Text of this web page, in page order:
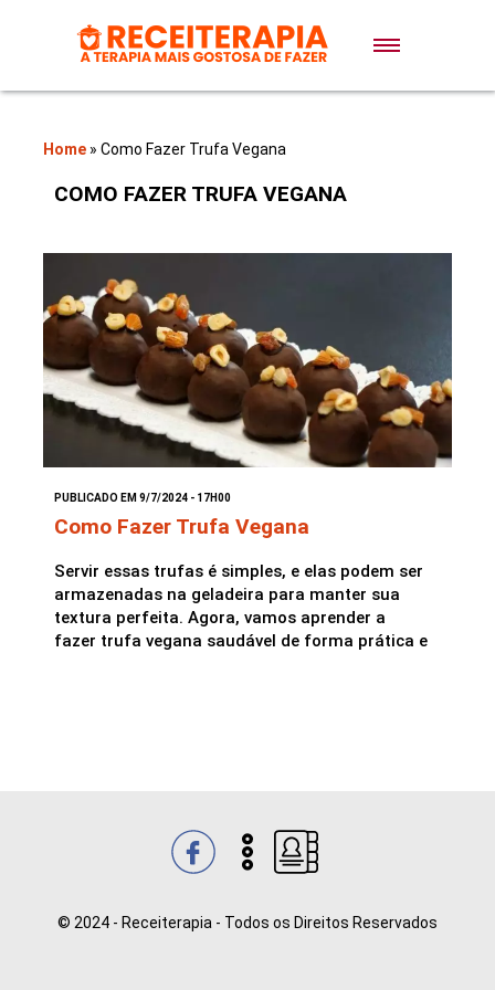
Doces e Sobremesas
Massas
Bolos
Pães
Home » Como Fazer Trufa Vegana
COMO FAZER TRUFA VEGANA
PUBLICADO EM 9/7/2024 - 17H00
Como Fazer Trufa Vegana
Servir essas trufas é simples, e elas podem ser
armazenadas na geladeira para manter sua
textura perfeita. Agora, vamos aprender a
fazer trufa vegana saudável de forma prática e
© 2024 - Receiterapia - Todos os Direitos Reservados